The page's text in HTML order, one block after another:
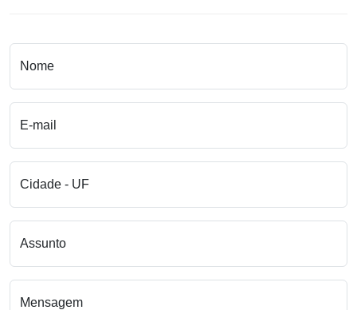
Nome
E-mail
Cidade - UF
Assunto
Mensagem